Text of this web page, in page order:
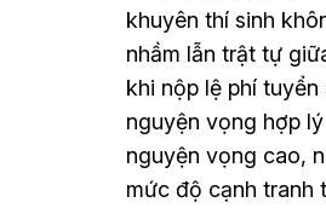
khuyên thí sinh
nhầm lẫn trật tự
khi nộp lệ phí
nguyện vọng hợp
nguyện vọng cao,
mức độ cạnh tranh